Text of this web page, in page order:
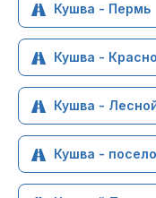
Кушва - Пермь
Кушва -
Кушва -
Кушва -